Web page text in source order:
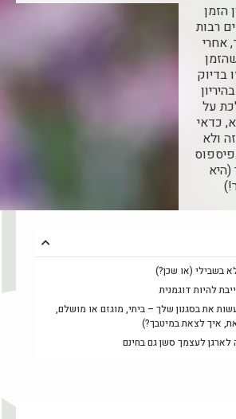
הזמן
רבות
אחרי
בדיוק
על
כדאי
ולא
בשבילי (או שכן?)
לעשות את בסגנון שלך – ביתי, מוגזם או מושלם,
איך לצאת במיטבך?)